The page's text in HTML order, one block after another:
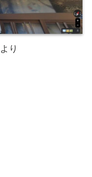
より